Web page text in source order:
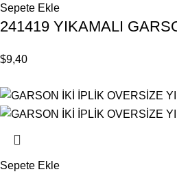
Sepete Ekle
241419 YIKAMALI
$9,40
Sepete Ekle